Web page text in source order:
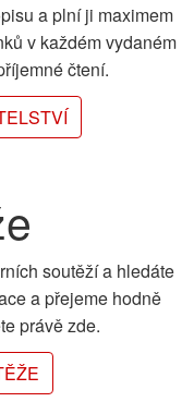
a plní ji maximem
v každém vydaném
čtení.
soutěží a hledáte
a přejeme hodně
právě zde.